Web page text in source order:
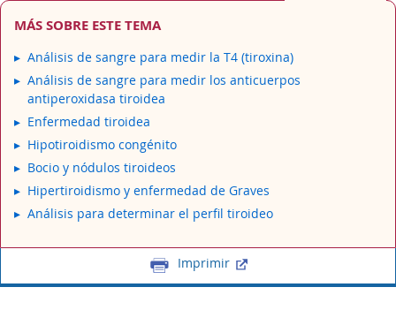
MÁS SOBRE ESTE TEMA
Análisis de sangre para medir la T4 (tiroxina)
Análisis de sangre para medir los anticuerpos
antiperoxidasa tiroidea
Enfermedad tiroidea
Hipotiroidismo congénito
Bocio y nódulos tiroideos
Hipertiroidismo y enfermedad de Graves
Análisis para determinar el perfil tiroideo
Imprimir